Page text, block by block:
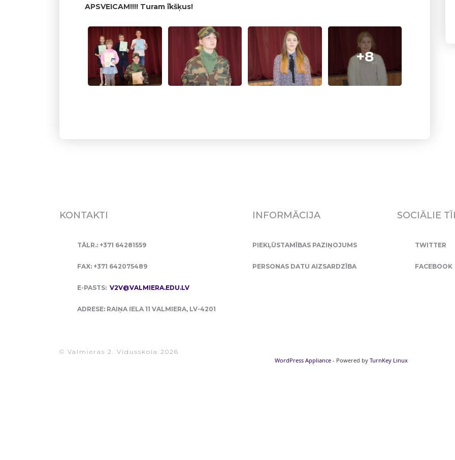
APSVEICAM!!!! Turam īkšķus!
+8
KONTAKTI
TĀLR.: +371 64281559
FAX: +371 642075489
E-PASTS: V2V@VALMIERA.EDU.LV
ADRESE: RAIŅA IELA 11 VALMIERA, LV-4201
INFORMĀCIJA
PIEKĻŪSTAMĪBAS PAZIŅOJUMS
PERSONAS DATU AIZSARDZĪBA
SOCIĀLIE
TWITTER
FACEBOOK
© Valmieras 2. Vidusskola 2026
WordPress Appliance - Powered by TurnKey Linux